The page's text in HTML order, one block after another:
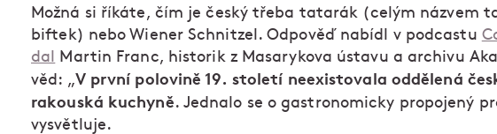
Možná si říkáte, čím je český třeba tatarák (celým názvem
biftek) nebo Wiener Schnitzel. Odpověď nabídl v podcastu
dal
Martin Franc, historik z Masarykova ústavu a archivu
věd: „V první polovině 19. století neexistovala oddělená
rakouská kuchyně. Jednalo se o gastronomicky propojený
vysvětluje.